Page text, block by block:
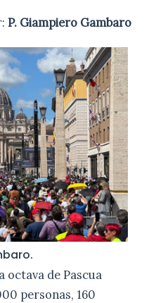
P. Giampiero Gambaro
octava de Pascua
personas, 160